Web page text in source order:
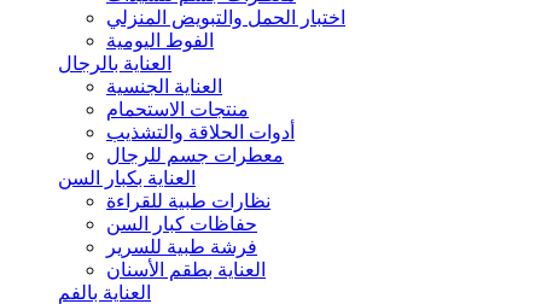
اختبار الحمل والتبويض المنزلي
الفوط اليومية
العناية بالرجال
العناية الجنسية
منتجات الاستحمام
أدوات الحلاقة والتشذيب
معطرات جسم للرجال
العناية بكبار السن
نظارات طبية للقراءة
حفاظات كبار السن
فرشة طبية للسرير
العناية بطقم الأسنان
العناية بالفم